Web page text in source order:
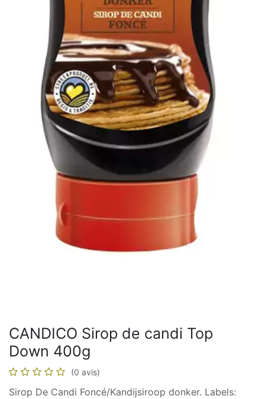
CANDICO Sirop de candi Top
Down 400g
(0 avis)
Sirop De Candi Foncé/Kandijsiroop donker. Labels: